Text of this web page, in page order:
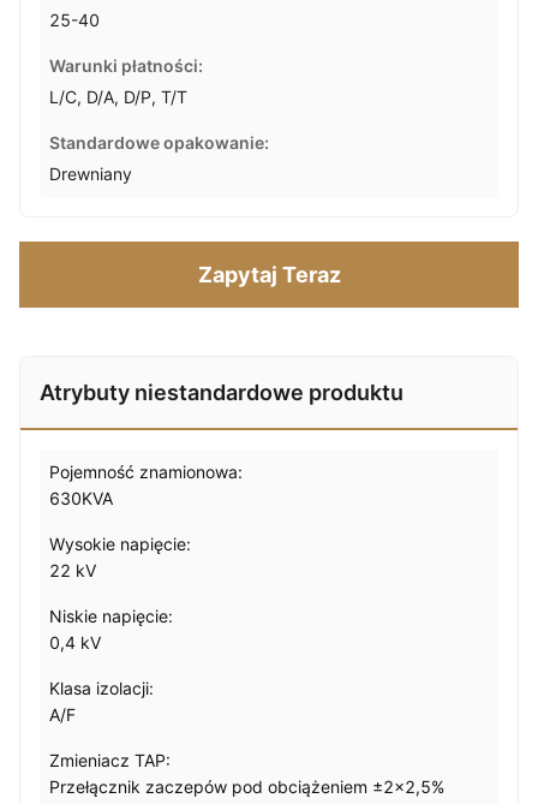
25-40
Warunki płatności:
L/C, D/A, D/P, T/T
Standardowe opakowanie:
Drewniany
Zapytaj Teraz
Atrybuty niestandardowe produktu
Pojemność znamionowa:
630KVA
Wysokie napięcie:
22 kV
Niskie napięcie:
0,4 kV
Klasa izolacji:
A/F
Zmieniacz TAP:
Przełącznik zaczepów pod obciążeniem ±2×2,5%